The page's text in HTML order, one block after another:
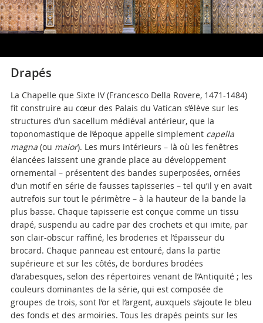
Drapés
La Chapelle que Sixte IV (Francesco Della Rovere, 1471-1484)
fit construire au cœur des Palais du Vatican s’élève sur les
structures d’un sacellum médiéval antérieur, que la
toponomastique de l’époque appelle simplement capella
magna(ou maior). Les murs intérieurs – là où les fenêtres
élancées laissent une grande place au développement
ornemental – présentent des bandes superposées, ornées
d’un motif en série de fausses tapisseries – tel qu’il y en avait
autrefois sur tout le périmètre – à la hauteur de la bande la
plus basse. Chaque tapisserie est conçue comme un tissu
drapé, suspendu au cadre par des crochets et qui imite, par
son clair-obscur raffiné, les broderies et l’épaisseur du
brocard. Chaque panneau est entouré, dans la partie
supérieure et sur les côtés, de bordures brodées
d’arabesques, selon des répertoires venant de l’Antiquité ; les
couleurs dominantes de la série, qui est composée de
groupes de trois, sont l’or et l’argent, auxquels s’ajoute le bleu
des fonds et des armoiries. Tous les drapés peints sur les